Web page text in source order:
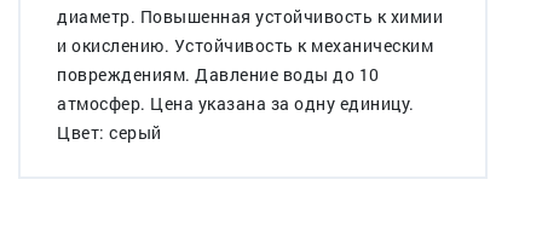
диаметр. Повышенная устойчивость к химии
и окислению. Устойчивость к механическим
повреждениям. Давление воды до 10
атмосфер. Цена указана за одну единицу.
Цвет: серый